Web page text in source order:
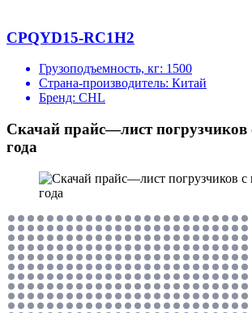
CPQYD15-RC1H2
Грузоподъемность, кг: 1500
Страна-производитель: Китай
Бренд: CHL
Скачай прайс—лист погрузчиков
года